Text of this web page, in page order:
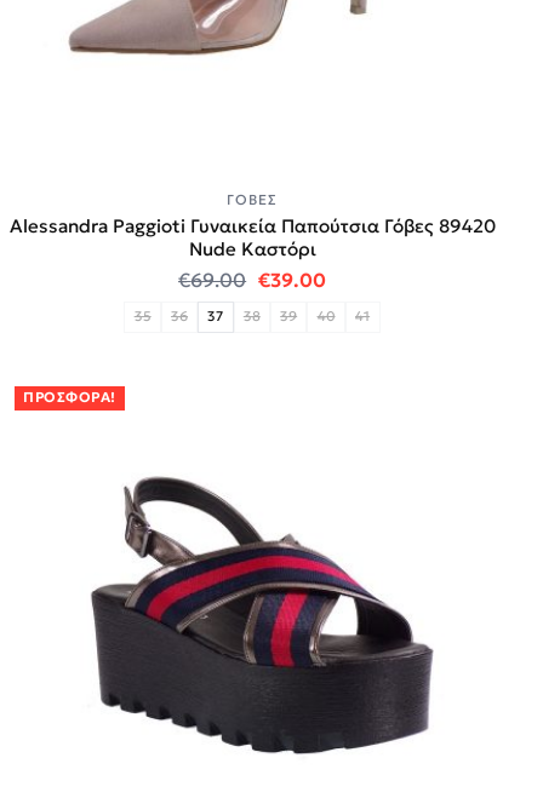
ΓΌΒΕΣ
Alessandra Paggioti Γυναικεία Παπούτσια Γόβες 89420
Νude Καστόρι
€69.00 Original price was: €69.00.
€39.00Η τρέχουσα τιμή
35 36 37 38 39 40 41
ΠΡΟΣΦΟΡΆ!